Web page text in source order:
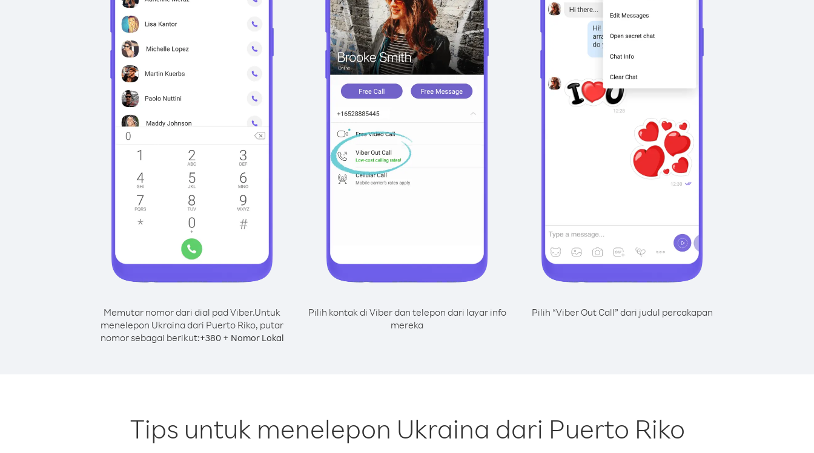
Memutar nomor dari dial pad Viber.Untuk
menelepon Ukraina dari Puerto Riko, putar
nomor sebagai berikut:+380+ Nomor Lokal
Pilih kontak di Viber dan telepon dari layar info
mereka
Pilih “Viber Out Call” dari judul percakapan
Tips untuk menelepon Ukraina dari Puerto Riko